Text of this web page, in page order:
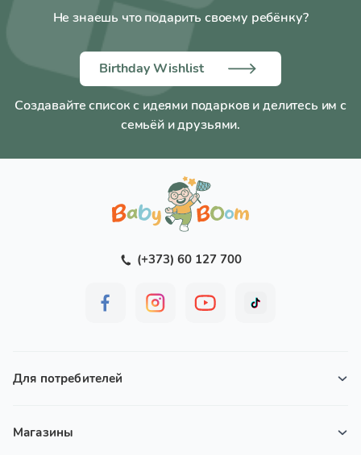
Не знаешь что подарить своему ребёнку?
Birthday Wishlist
Создавайте список с идеями подарков и делитесь им с
семьёй и друзьями.
(+373) 60 127 700
Для потребителей
Магазины